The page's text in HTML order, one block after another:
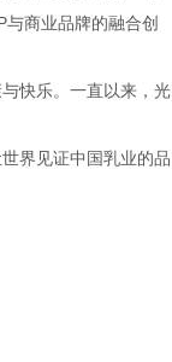
商业品牌的融合创
快乐。一直以来，光
界见证中国乳业的品